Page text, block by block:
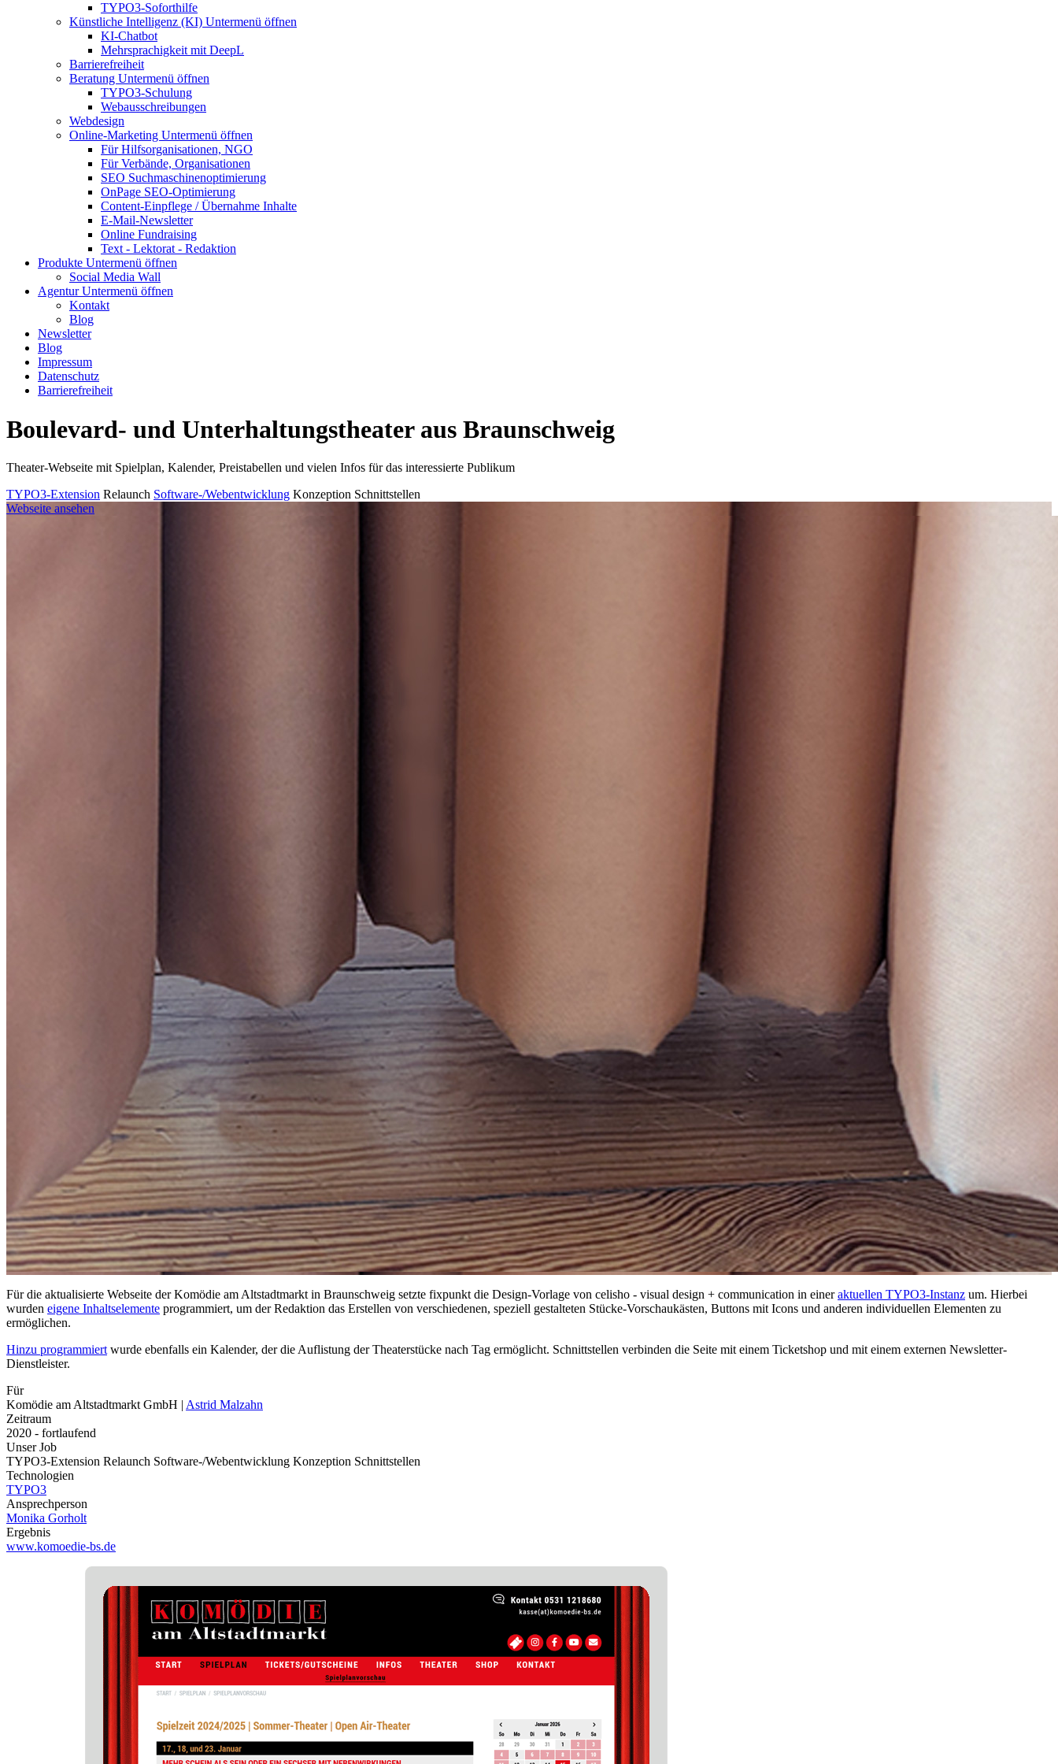
TYPO3-Soforthilfe
Künstliche Intelligenz (KI) Untermenü öffnen
KI-Chatbot
Mehrsprachigkeit mit DeepL
Barrierefreiheit
Beratung Untermenü öffnen
TYPO3-Schulung
Webausschreibungen
Webdesign
Online-Marketing Untermenü öffnen
Für Hilfsorganisationen, NGO
Für Verbände, Organisationen
SEO Suchmaschinenoptimierung
OnPage SEO-Optimierung
Content-Einpflege / Übernahme Inhalte
E-Mail-Newsletter
Online Fundraising
Text - Lektorat - Redaktion
Produkte Untermenü öffnen
Social Media Wall
AgenturUntermenü öffnen
Kontakt
Blog
Newsletter
Blog
Impressum
Datenschutz
Barrierefreiheit
Boulevard- und Unterhaltungstheater aus Braunschweig
Theater-Webseite mit Spielplan, Kalender, Preistabellen und vielen Infos für das interessierte Publikum
TYPO3-Extension Relaunch Software-/Webentwicklung Konzeption Schnittstellen
Webseite ansehen
Für die aktualisierte Webseite der Komödie am Altstadtmarkt in Braunschweig setzte fixpunkt die Design-Vorlage von celisho - visual design + communication in eineraktuellen TYPO3-Instanz um. Hierbei
wurden eigene Inhaltselemente programmiert, um der Redaktion das Erstellen von verschiedenen, speziell gestalteten Stücke-Vorschaukästen, Buttons mit Icons und anderen individuellen Elementen zu
ermöglichen.
Hinzu programmiert wurde ebenfalls ein Kalender, der die Auflistung der Theaterstücke nach Tag ermöglicht. Schnittstellen verbinden die Seite mit einem Ticketshop und mit einem externen Newsletter-
Dienstleister.
Für
Komödie am Altstadtmarkt GmbH | Astrid Malzahn
Zeitraum
2020 - fortlaufend
Unser Job
TYPO3-Extension Relaunch Software-/Webentwicklung Konzeption Schnittstellen
Technologien
TYPO3
Ansprechperson
Monika Gorholt
Ergebnis
www.komoedie-bs.de